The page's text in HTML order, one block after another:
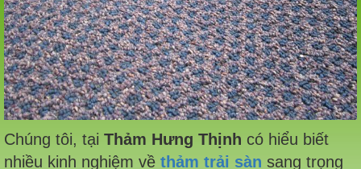
Chúng tôi, tại Thảm Hưng Thịnh có hiểu biết
nhiều kinh nghiệm về thảm trải sàn sang trọng